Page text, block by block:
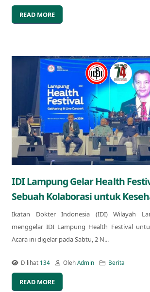
READ MORE
IDI Lampung Gelar Health
Sebuah Kolaborasi untuk
Ikatan Dokter Indonesia (IDI) Wilayah
menggelar IDI Lampung Health Festival
Acara ini digelar pada Sabtu, 2 N...
Dilihat 134 OlehAdmin Berita
READ MORE